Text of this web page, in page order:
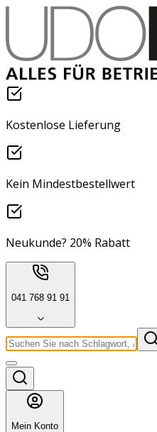
Kostenlose Lieferung
Kein Mindestbestellwert
Neukunde? 20% Rabatt
041 768 91 91
Mein Konto